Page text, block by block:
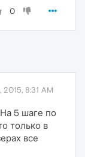
0
2015, 8:31 AM
5 шаге по
только в
все